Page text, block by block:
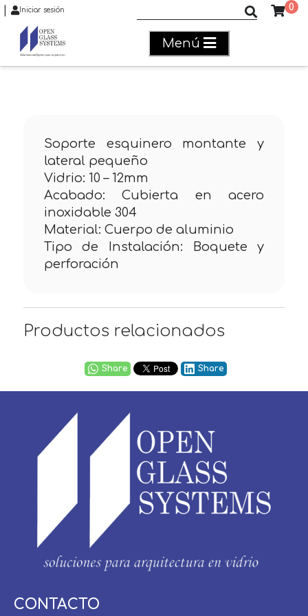
Iniciar sesión 0
Menú
Soporte esquinero montante y
lateral pequeño
Vidrio: 10 – 12mm
Acabado: Cubierta en acero
inoxidable 304
Material: Cuerpo de aluminio
Tipo de Instalación: Boquete y
perforación
Productos relacionados
Share Share
CONTACTO